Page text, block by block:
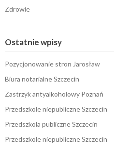
Zdrowie
Ostatnie wpisy
Pozycjonowanie stron Jarosław
Biura notarialne Szczecin
Zastrzyk antyalkoholowy Poznań
Przedszkole niepubliczne Szczecin
Przedszkola publiczne Szczecin
Przedszkole niepubliczne Szczecin